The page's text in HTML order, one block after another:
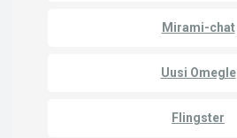
Mirami-chat
Uusi Omegle
Flingster